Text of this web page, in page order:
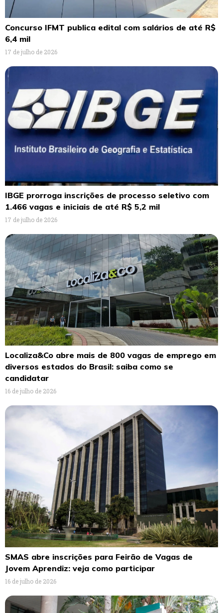
Concurso IFMT publica edital com salários de até R$
6,4 mil
17 de julho de 2026
IBGE prorroga inscrições de processo seletivo com
1.466 vagas e iniciais de até R$ 5,2 mil
17 de julho de 2026
Localiza&Co abre mais de 800 vagas de emprego em
diversos estados do Brasil: saiba como se
candidatar
16 de julho de 2026
SMAS abre inscrições para Feirão de Vagas de
Jovem Aprendiz: veja como participar
16 de julho de 2026